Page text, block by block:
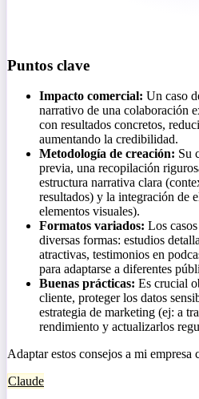
Puntos clave
Impacto comercial: Un caso
narrativo de una colaboración
con resultados concretos,
aumentando la credibilidad.
Metodología de creación: Su
previa, una recopilación
estructura narrativa clara
resultados) y la integración de
elementos visuales).
Formatos variados: Los
diversas formas: estudios
atractivas, testimonios en
para adaptarse a diferentes
Buenas prácticas: Es crucial
cliente, proteger los datos
estrategia de marketing (ej: a
rendimiento y actualizarlos
Adaptar estos consejos a mi empresa
Claude